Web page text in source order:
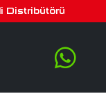
Distribütörü